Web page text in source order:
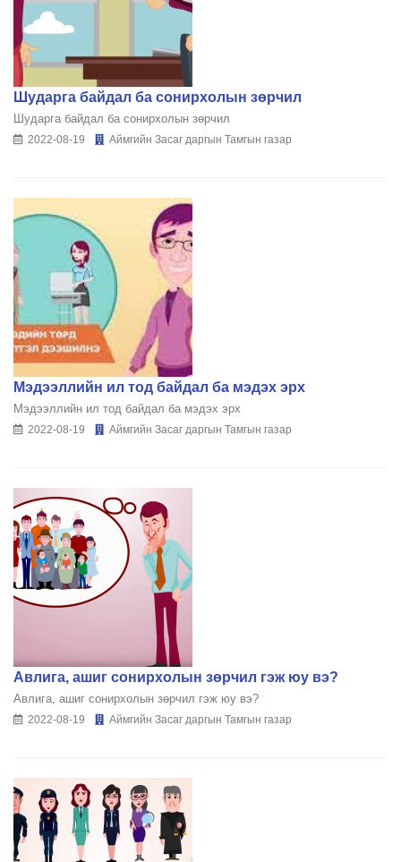
Шударга байдал ба сонирхолын зөрчил
Шударга байдал ба сонирхолын зөрчил
2022-08-19 Аймгийн Засаг даргын Тамгын газар
Мэдээллийн ил тод байдал ба мэдэх эрх
Мэдээллийн ил тод байдал ба мэдэх эрх
2022-08-19 Аймгийн Засаг даргын Тамгын газар
Авлига, ашиг сонирхолын зөрчил гэж юу вэ?
Авлига, ашиг сонирхолын зөрчил гэж юу вэ?
2022-08-19 Аймгийн Засаг даргын Тамгын газар